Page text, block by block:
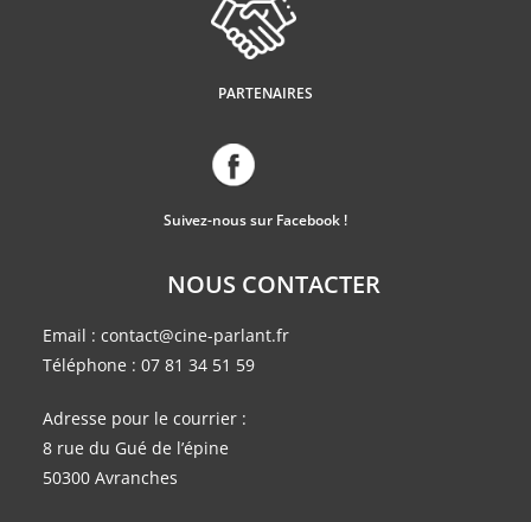
PARTENAIRES
Suivez-nous sur Facebook !
NOUS CONTACTER
Email : contact@cine-parlant.fr
Téléphone : 07 81 34 51 59
Adresse pour le courrier :
8 rue du Gué de l’épine
50300 Avranches